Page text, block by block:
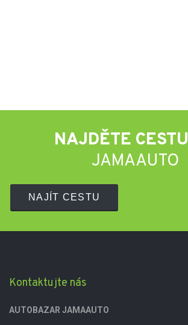
NAJDĚTE CESTU
JAMAAUTO
NAJÍT CESTU
Kontaktujte nás
AUTOBAZAR JAMAAUTO